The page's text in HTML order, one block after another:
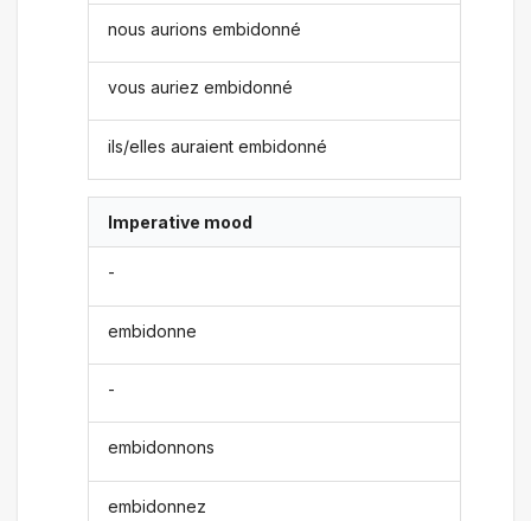
nous aurions embidonné
vous auriez embidonné
ils/elles auraient embidonné
Imperative mood
-
embidonne
-
embidonnons
embidonnez